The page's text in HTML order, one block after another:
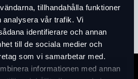
tillhandahålla funktioner
analysera vår trafik. Vi
identifierare och annan
till de sociala medier och
som vi samarbetar med.
informationen med annan